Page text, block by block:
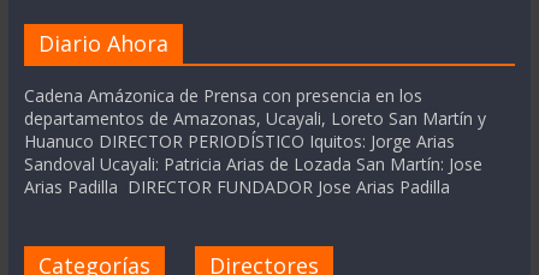
Diario Ahora
Cadena Amázonica de Prensa con presencia en los
departamentos de Amazonas, Ucayali, Loreto San Martín y
Huanuco DIRECTOR PERIODÍSTICO Iquitos: Jorge Arias
Sandoval Ucayali: Patricia Arias de Lozada San Martín: Jose
Arias Padilla DIRECTOR FUNDADOR Jose Arias Padilla
Categorías Directores